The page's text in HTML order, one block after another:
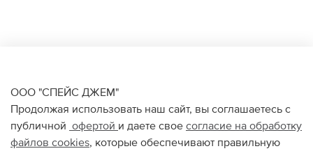
ООО "СПЕЙС ДЖЕМ"
Продолжая использовать наш сайт, вы соглашаетесь с
публичной офертой и даете свое согласие на обработку
файлов cookies, которые обеспечивают правильную